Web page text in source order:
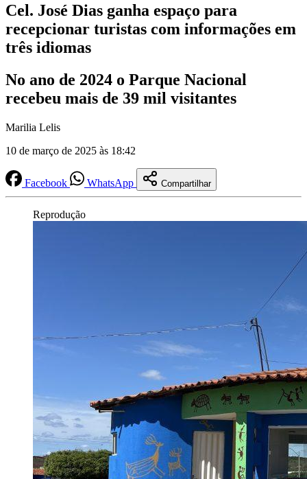
Cel. José Dias ganha espaço para
recepcionar turistas com informações em
três idiomas
No ano de 2024 o Parque Nacional
recebeu mais de 39 mil visitantes
Marilia Lelis
10 de março de 2025 às 18:42
Facebook WhatsApp Compartilhar
Reprodução